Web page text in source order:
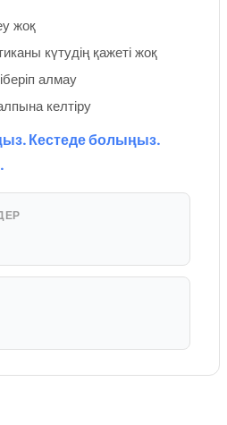
жоқ
күтудің қажеті жоқ
алмау
келтіру
Кестеде болыңыз.